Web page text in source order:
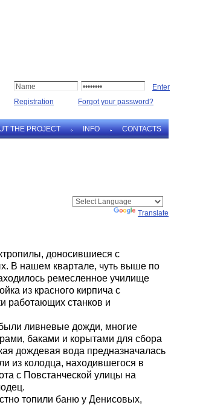
Registration Forgot your password?
THE PROJECT INFO CONTACTS
Translate
доносившиеся с
В нашем квартале, чуть выше по
ремесленное училище
из красного кирпича с
работающих станков и
ливневые дожди, многие
баками и корытами для сбора
дождевая вода предназначалась
из колодца, находившегося в
с Повстанческой улицы на
топили баню у Денисовых,